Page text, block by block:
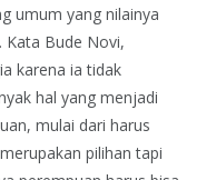
umum yang nilainya
Kata Bude Novi,
karena ia tidak
hal yang menjadi
mulai dari harus
pilihan tapi